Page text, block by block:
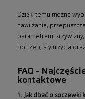
Dzięki temu można
nawilżania,
parametrami
potrzeb, stylu życia
FAQ -
kontaktowe
1. Jak dbać o soczewki